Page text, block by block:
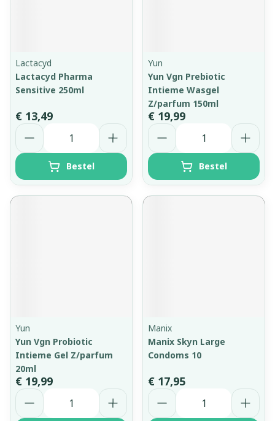
Lactacyd
Lactacyd Pharma
Sensitive 250ml
€ 13,49
Aantal
Bestel
Yun
Yun Vgn Prebiotic
Intieme Wasgel
Z/parfum 150ml
€ 19,99
Aantal
Bestel
Yun
Yun Vgn Probiotic
Intieme Gel Z/parfum
20ml
€ 19,99
Aantal
Manix
Manix Skyn Large
Condoms 10
€ 17,95
Aantal